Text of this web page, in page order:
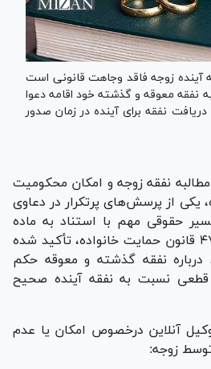
آینده زوجه فاقد وجاهت قانونی است
نفقه معوقه و گذشته خود اقامه دعوا
دریافت نفقه برای آینده در زمان صدور
نفقه زوجه و امکان محکومیت
یکی از پرسش‌های پرتکرار در دعاوی
حقوقی مهم با استناد به ماده
۱۲۰۶ قانون مدنی و ماده ۴۷ قانون حمایت خانواده، تأکید شده
درباره نفقه گذشته و معوقه حکم
نسبت به نفقه آینده صحیح
آنلاین درخصوص امکان یا عدم
توسط زوجه: